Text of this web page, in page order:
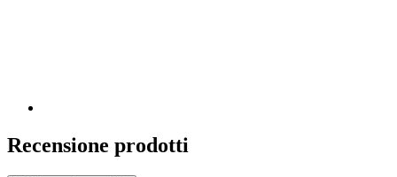
Recensione prodotti